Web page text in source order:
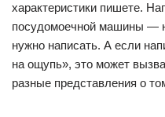
характеристики пишете.
посудомоечной машины —
нужно написать. А если
на ощупь», это может
разные представления о